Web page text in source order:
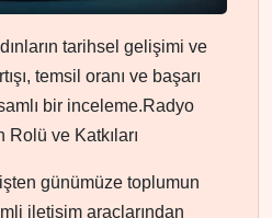
tarihsel gelişimi ve
temsil oranı ve başarı
bir inceleme.Radyo
Rolü ve Katkıları
günümüze toplumun
iletişim araçlarından